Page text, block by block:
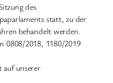
des
statt, zu der
behandelt werden.
0808/2018, 1180/2019
auf unserer